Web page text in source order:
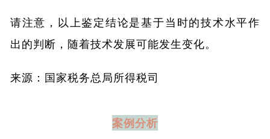
请注意，以上鉴定结论是基于当时的技术水平作
出的判断，随着技术发展可能发生变化。
来源：国家税务总局所得税司
案例分析